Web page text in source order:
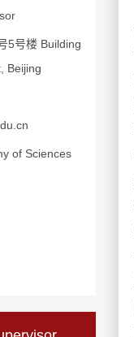
5号楼 Building
Beijing
of Sciences